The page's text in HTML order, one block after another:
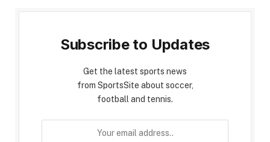
Subscribe to Updates
Get the latest sports news
from SportsSite about soccer,
football and tennis.